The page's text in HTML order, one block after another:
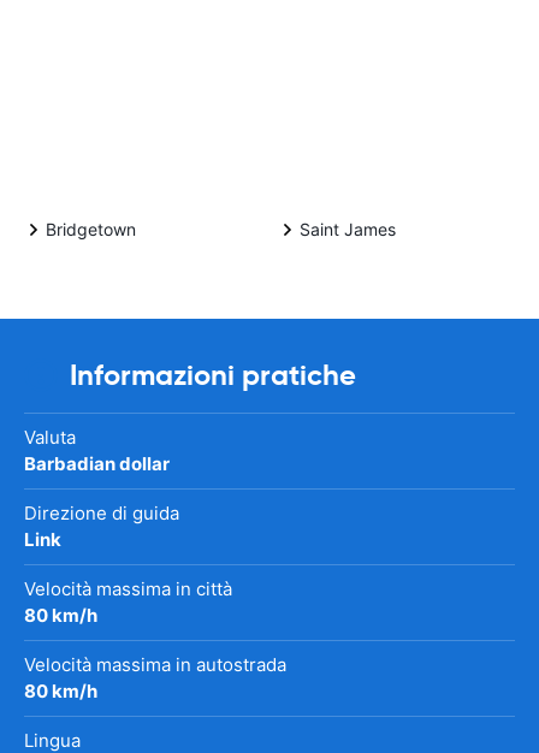
Bridgetown Saint James
Informazioni pratiche
Valuta
Barbadian dollar
Direzione di guida
Link
Velocità massima in città
80 km/h
Velocità massima in autostrada
80 km/h
Lingua